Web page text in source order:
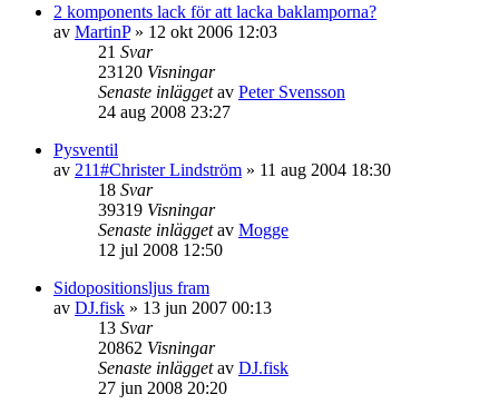
2 komponents lack för att lacka baklamporna?
av MartinP» 12 okt 2006 12:03
21 Svar
23120 Visningar
Senaste inläggetav Peter Svensson
24 aug 2008 23:27
Pysventil
av 211#Christer Lindström » 11 aug 2004 18:30
18 Svar
39319 Visningar
Senaste inläggetav Mogge
12 jul 2008 12:50
Sidopositionsljus fram
av DJ.fisk » 13 jun 2007 00:13
13 Svar
20862 Visningar
Senaste inläggetav DJ.fisk
27 jun 2008 20:20